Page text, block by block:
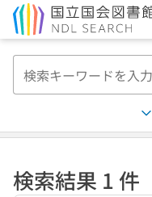
検索結果 1 件